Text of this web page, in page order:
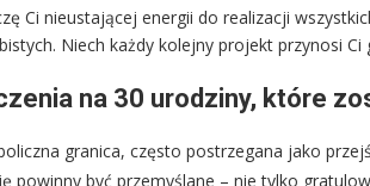
Ci nieustającej energii do realizacji
Niech każdy kolejny projekt przynosi Ci
na 30 urodziny, które
granica, często postrzegana jako
powinny być przemyślane – nie tylko